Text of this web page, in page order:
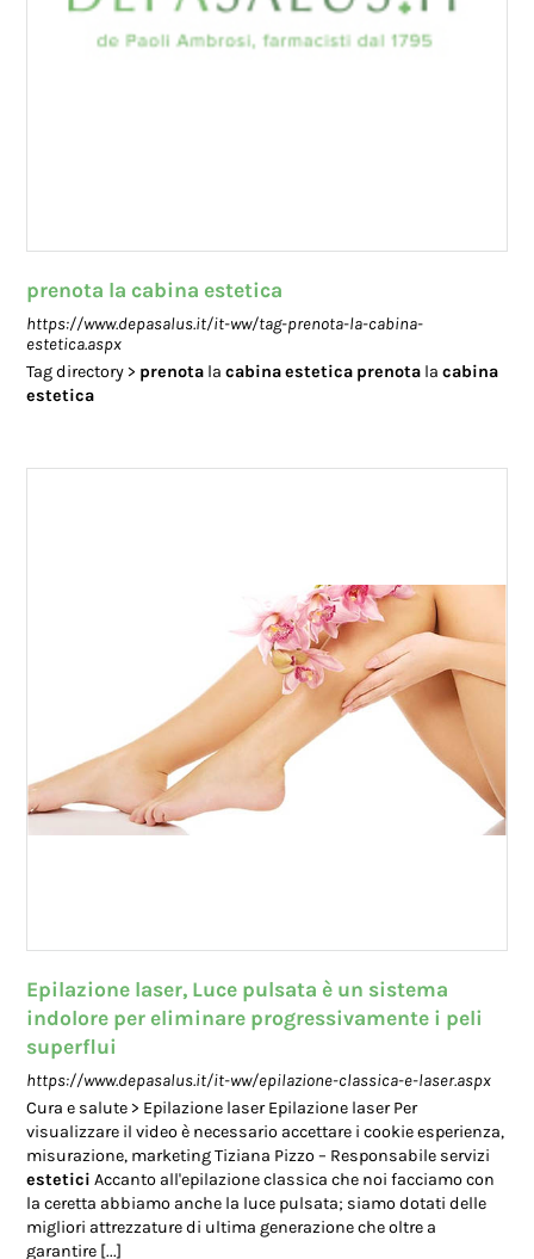
prenota la cabina estetica
https://www.depasalus.it/it-ww/tag-prenota-la-cabina-
estetica.aspx
Tag directory > prenota lacabinaestetica prenota lacabina
estetica
Epilazione laser, Luce pulsata è un sistema
indolore per eliminare progressivamente i peli
superflui
https://www.depasalus.it/it-ww/epilazione-classica-e-laser.aspx
Cura e salute > Epilazione laser Epilazione laser Per
visualizzare il video è necessario accettare i cookie esperienza,
misurazione, marketing Tiziana Pizzo – Responsabile servizi
estetici Accanto all'epilazione classica che noi facciamo con
la ceretta abbiamo anche la luce pulsata; siamo dotati delle
migliori attrezzature di ultima generazione che oltre a
garantire [...]